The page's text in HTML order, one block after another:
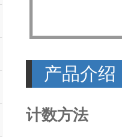
产品介绍
计数方法